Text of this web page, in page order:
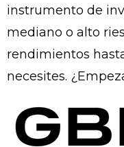
instrumento de
mediano o alto
rendimientos
necesites.